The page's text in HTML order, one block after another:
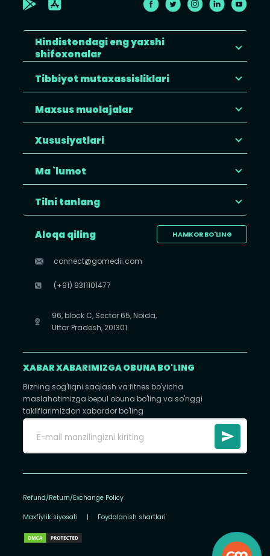
Hindistondagi eng yaxshi
shifoxonalar
Tibbiyot mutaxassisliklari
Maxsus muolajalar
Xususiyatlari
Ma `lumot
Tilni tanlang
HAMKOR BO'LING
Aloqa qiling
connect@gomedii.com
(+91) 9311101477
96, block C, Sector 65, Noida,
Uttar Pradesh, 201301
XABAR XABARIMIZGA OBUNA BO'LING
Bizning sog'liqni saqlash va fitnes bo'yicha
maslahatimizga bepul obuna bo'ling va so'nggi
takliflarimizdan xabardor bo'ling
Refund/Return/Exchange Policy
Maxfiylik siyosati | Foydalanish shartlari